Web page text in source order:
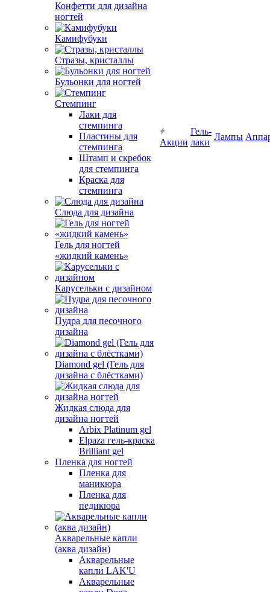
Конфетти для дизайна
ногтей
Камифубуки
Стразы, кристаллы
Бульонки для ногтей
Стемпинг
Лаки для
стемпинга
Пластины для
стемпинга
Штамп и скребок
для стемпинга
Краска для
стемпинга
Слюда для дизайна
Гель для ногтей
«жидкий камень»
Карусельки с дизайном
Пудра для песочного
дизайна
Diamond gel (Гель для
дизайна с блёстками)
Жидкая слюда для
дизайна ногтей
Arbix Platinum gel
Elpaza гель-краска
Brilliant gel
Пленка для ногтей
Пленка для
маникюра
Пленка для
педикюра
Акварельные капли
(аква дизайн)
Акварельные
капли LAK'U
Акварельные
Акции
Гель-
лаки
Лампы